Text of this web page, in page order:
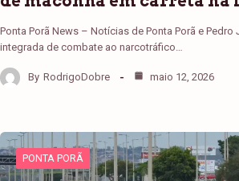
Ponta Porã News – Notícias de Ponta Porã e Pedro
integrada de combate ao narcotráfico…
By RodrigoDobre maio 12, 2026
PONTA PORÃ